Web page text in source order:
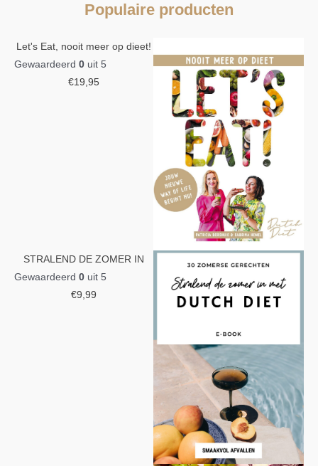
Populaire producten
Let's Eat, nooit meer op dieet!
Gewaardeerd 0 uit 5
€19,95
STRALEND DE ZOMER IN
Gewaardeerd 0 uit 5
€9,99